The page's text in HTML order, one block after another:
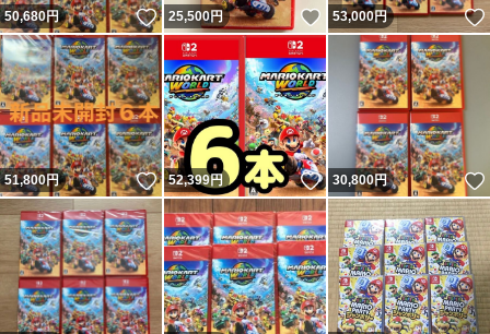
50,680円 いいね！
25,500円 いいね！
53,000円
51,800円 いいね！
52,399円 いいね！
30,800円